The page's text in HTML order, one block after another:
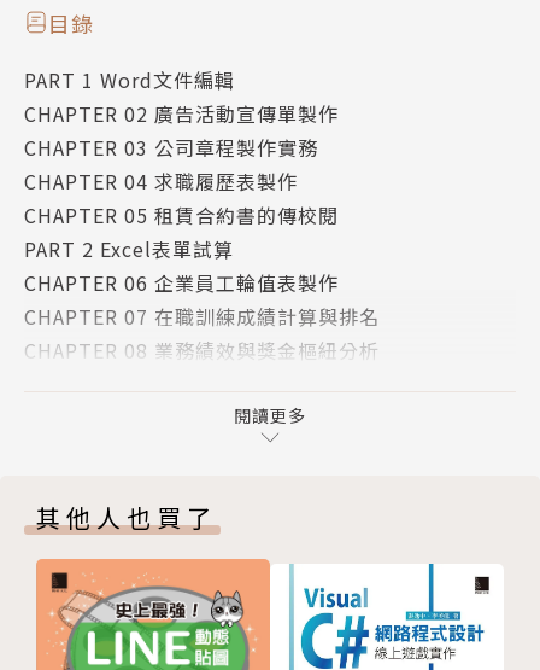
負債、市場分析、策略聯盟合作計畫等精彩實例詳解。
顧學習與實用成效，快速變成職場達人。
■學習本書Excel 2016/2019均適用。
目錄
PART 1 Word文件編輯
CHAPTER 02 廣告活動宣傳單製作
CHAPTER 03 公司章程製作實務
CHAPTER 04 求職履歷表製作
CHAPTER 05 租賃合約書的傳校閱
PART 2 Excel表單試算
CHAPTER 06 企業員工輪值表製作
CHAPTER 07 在職訓練成績計算與排名
CHAPTER 08 業務績效與獎金樞紐分析
CHAPTER 10 人事薪資系統應用
CHAPTER 11 投資理財私房專案規劃
CHAPTER 12 新進員工職前教育說明會
CHAPTER 13 旅遊產品簡報
CHAPTER 14 商品市場分析簡報
CHAPTER 15 策略聯盟合作計劃
CHAPTER 16 股東會營運報告
閱讀更多
其他人也買了